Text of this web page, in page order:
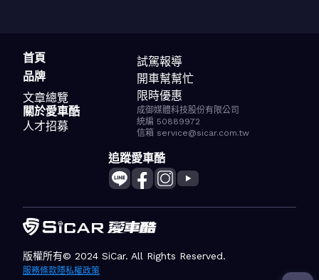
首頁
品牌
文章總覽
試駕報導
開車幫幫忙
限時優惠
關於愛車酷
人才招募
成御媒體科技股份有限公司
統編 50889972
信箱 service@sicar.com.tw
追蹤愛車酷
版權所有© 2024 SiCar. All Rights Reserved.
服務條款隱私權政策